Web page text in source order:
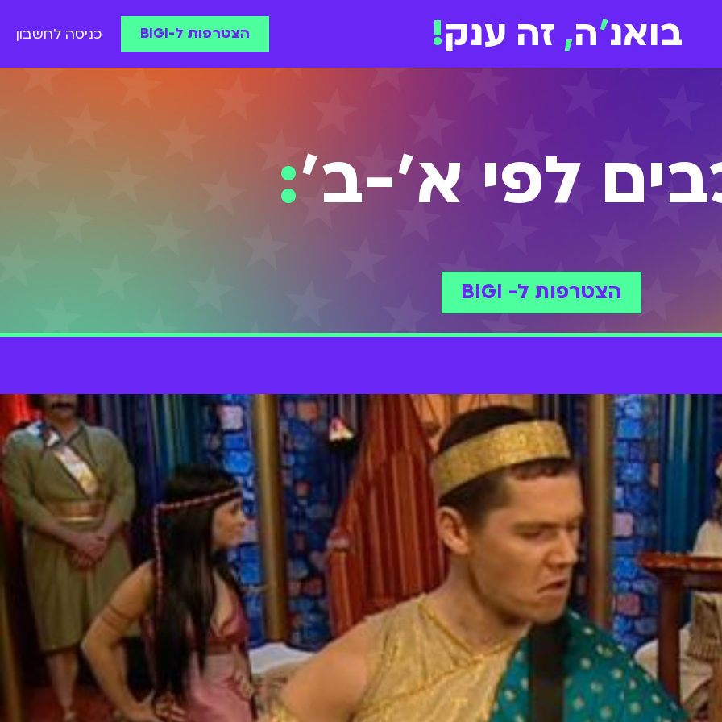
בואנ'ה, זה ענק! הצטרפות ל-BIGI כניסה לחשבון
לפי א'-ב':
הצטרפות ל- BIGI